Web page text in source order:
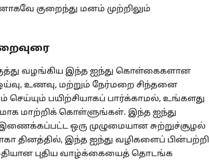
குறைந்து மனம் முற்றிலும்
வழங்கிய இந்த ஐந்து கொள்கைகளான
உணவு, மற்றும் நேர்மறை சிந்தனை
பயிற்சியாகப் பார்க்காமல், உங்களது
மாற்றிக் கொள்ளுங்கள். இந்த ஐந்து
ஒரு முழுமையான சுற்றுச்சூழல்
தினத்தில், இந்த ஐந்து வழிகளைப் பின்பற்றி
புதிய வாழ்க்கையைத் தொடங்க